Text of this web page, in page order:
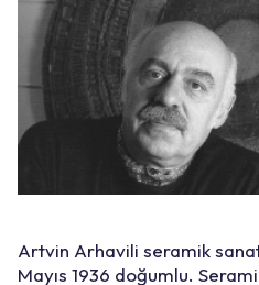
Artvin Arhavili seramik
Mayıs 1936 doğumlu.